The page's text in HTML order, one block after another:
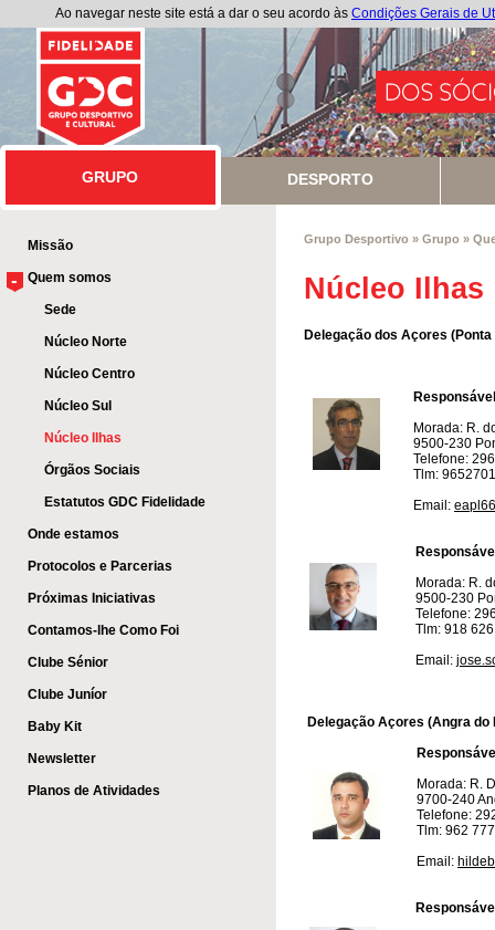
Ao navegar neste site está a dar o seu acordo às Condições Gerais de
GRUPO
GRUPO DESPORTO
Missão
- Quem somos
Sede
Núcleo Norte
Núcleo Centro
Núcleo Sul
Núcleo Ilhas
Órgãos Sociais
Estatutos GDC Fidelidade
Onde estamos
Protocolos e Parcerias
Próximas Iniciativas
Contamos-lhe Como Foi
Clube Sénior
Clube Juníor
Baby Kit
Newsletter
Planos de Atividades
Grupo Desportivo » Grupo »
Núcleo Ilhas
Delegação dos Açores (Ponta
Morada: R.
9500-230
Telefone:
Tlm:
Email:
Morada: R.
9500-230
Telefone:
Tlm: 918
Email:
Delegação Açores (Angra do
Morada: R.
9700-240
Telefone:
Tlm: 962
Email: